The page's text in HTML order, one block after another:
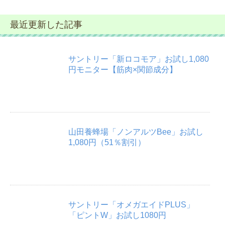
ゴ
リ
ー
最近更新した記事
サントリー「新ロコモア」お試し1,080
円モニター【筋肉×関節成分】
山田養蜂場「ノンアルツBee」お試し
1,080円（51％割引）
サントリー「オメガエイドPLUS」
「ピントW」お試し1080円